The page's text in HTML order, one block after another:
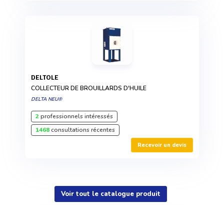
DELTOLE
COLLECTEUR DE BROUILLARDS D'HUILE
DELTA NEU®
2professionnels intéressés
1468consultations récentes
Recevoir un devis
Voir tout le catalogue produit